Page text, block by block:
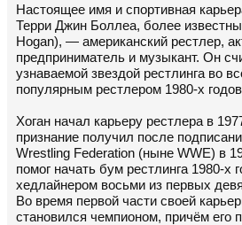
Настоящее имя и спортивная
Терри Джин Боллеа, более
Hogan), — американский рестлер,
предприниматель и музыкант. Он
узнаваемой звездой рестлинга во
популярным рестлером 1980-х
Хоган начал карьеру рестлера в
признание получил после
Wrestling Federation (ныне WWE) в
помог начать бум рестлинга 1980-х
хедлайнером восьми из первых
Во время первой части своей
становился чемпионом, причём его